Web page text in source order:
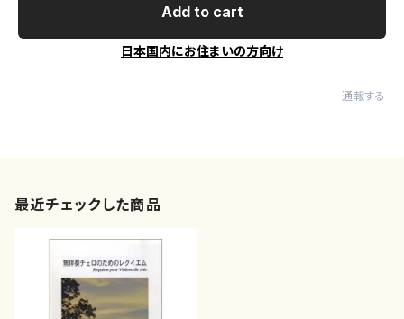
Add to cart
日本国内にお住まいの方向け
通報する
最近チェックした商品